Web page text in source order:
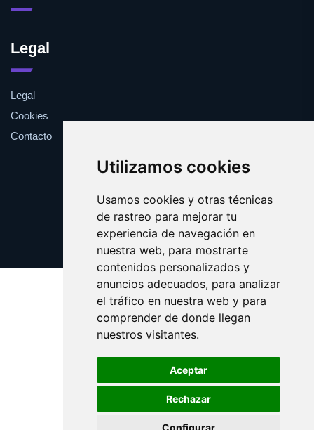
Utilizamos cookies
Usamos cookies y otras técnicas
de rastreo para mejorar tu
experiencia de navegación en
nuestra web, para mostrarte
contenidos personalizados y
anuncios adecuados, para analizar
el tráfico en nuestra web y para
comprender de donde llegan
nuestros visitantes.
Aceptar
Rechazar
Configurar
Legal
Legal
Cookies
Contacto
Update cookies preferences
Copyright © 2025 viki.es